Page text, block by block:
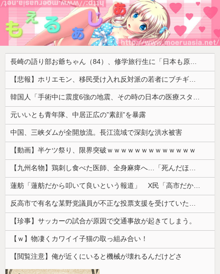
長崎の語り部お爺ちゃん（84）、修学旅行生に「日本も原爆を持たないと負ける」と言われびっくり！ 被団協代表（85）も中学生に「核を持たないで日本を守れますか」と問われ危機感
【悲報】ホリエモン、移民受け入れ反対派の若者にブチギレ「差別するなんて最低だ！」 → スタジオ誰も反論できず沈黙 ………
韓国人「手術中に震度6強の地震、その時の日本の医療スタッフたちの姿をご覧ください」→「マジで鳥肌立った」「こういう姿は韓国も見習わないと」「あん...
元いいとも青年隊、中居正広の”素顔”を暴露
中国、三峡ダムが全開放流。長江流域で深刻な洪水被害
【動画】半ケツ祭り、限界突破ｗｗｗｗｗｗｗｗｗｗｗｗｗ
【九州名物】鶏刺し食べた医師、全身麻痺へ…「死んだほうが良かったと思っていた」
蓮舫「蓮舫だから叩いて良いという報道」 X民「高市だから叩いて良いをやってるのがお前だろ」
反高市で有名な某野党議員が不正な投票支援を受けていた過去が発掘、「説明責任があるのでは？」と揶揄されており……
【珍事】サッカーの試合が原因で交通事故が起きてしまう。
【ｗ】物凄くカワイイ子猫の取っ組み合い！
【閲覧注意】俺が近くにいると機械が壊れるんだけどさ